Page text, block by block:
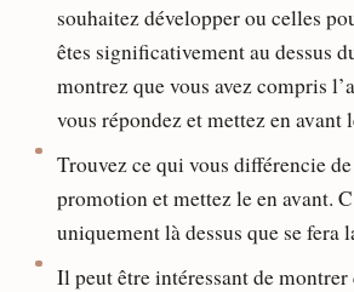
souhaitez développer ou celles
êtes significativement au dessus
montrez que vous avez compris
vous répondez et mettez en avant
Trouvez ce qui vous différencie
promotion et mettez le en avant.
uniquement là dessus que se fera
Il peut être intéressant de montrer